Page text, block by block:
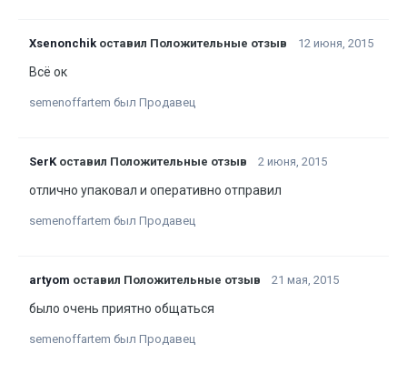
Xsenonchik оставил Положительные отзыв 12 июня, 2015
Всё ок
semenoffartem был Продавец
SerKоставил Положительные отзыв 2 июня, 2015
отлично упаковал и оперативно отправил
semenoffartem был Продавец
artyom оставил Положительные отзыв 21 мая, 2015
было очень приятно общаться
semenoffartem был Продавец